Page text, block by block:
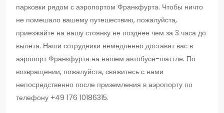
парковки рядом с аэропортом Франкфурта. Чтобы ничто
не помешало вашему путешествию, пожалуйста,
приезжайте на нашу стоянку не позднее чем за 3 часа до
вылета. Наши сотрудники немедленно доставят вас в
аэропорт Франкфурта на нашем автобусе-шаттле. По
возвращении, пожалуйста, свяжитесь с нами
непосредственно после приземления в аэропорту по
телефону +49 176 10186315.